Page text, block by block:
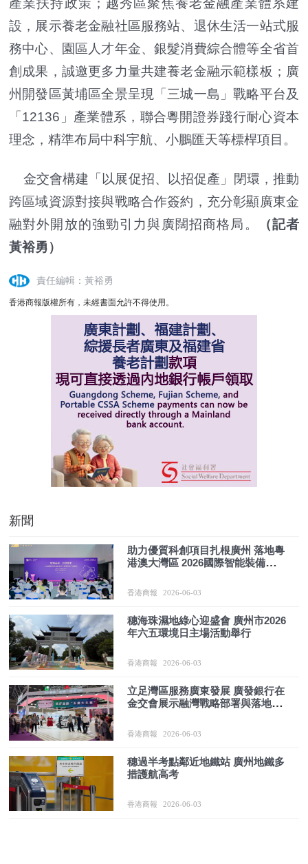
產業扶持政策；越秀區聚焦養老金融產業體系建
設，展示養老金融社區服務站、退休生活一站式服
務中心、園區人才年金、銀髮消費綜合體等全省首
創成果，誠邀更多力量共建養老金融示範樣板；廣
州開發區黃埔區全景呈現「三城一島」戰略平台及
「12136」產業體系，聯合粵開證券踐行耐心資本
理念，精準布局中科宇航、小鵬匯天等標桿項目。
金交會構建「以展促招、以招促產」閉環，推動
跨區域資源對接與戰略合作簽約，充分彰顯廣東金
融對外開放的強勁引力與廣闊招商格局。
（記者
黃裕勇）
責任編輯：黃裕勇
香港商報版權所有，未經書面允許不得使用。
新聞
助力優質科創項目扎根廣州 落地粵
港澳大灣區 2026國際智能裝備技術
香港商報 2026-06-03
穗海珠濕地綠心迎盛會 廣州市2026
年六五環境日主場活動舉行
香港商報 2026-06-03
立足灣區服務廣東發展 廣發銀行在
金交會展示融灣戰略部署與落地成
香港商報 2026-06-03
穗過半考點鄰近地鐵站 廣州地鐵多
措護航高考
香港商報 2026-06-03